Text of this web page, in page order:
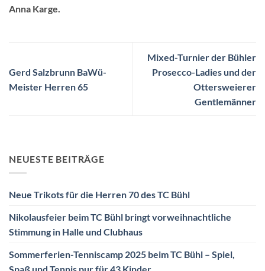
Anna Karge.
Gerd Salzbrunn BaWü-
Meister Herren 65
Mixed-Turnier der Bühler
Prosecco-Ladies und der
Ottersweierer
Gentlemänner
NEUESTE BEITRÄGE
Neue Trikots für die Herren 70 des TC Bühl
Nikolausfeier beim TC Bühl bringt vorweihnachtliche
Stimmung in Halle und Clubhaus
Sommerferien-Tenniscamp 2025 beim TC Bühl – Spiel,